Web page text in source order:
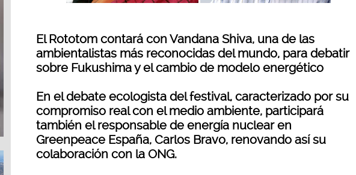
El Rototom contará con Vandana Shiva, una de las
ambientalistas más reconocidas del mundo, para debatir
sobre Fukushima y el cambio de modelo energético
En el debate ecologista del festival, caracterizado por su
compromiso real con el medio ambiente, participará
también el responsable de energía nuclear en
Greenpeace España, Carlos Bravo, renovando así su
colaboración con la ONG.